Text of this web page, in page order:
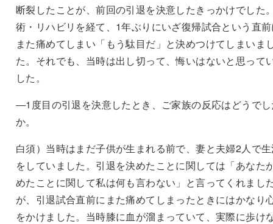
断裂したことが、前回の引退を決意したきっかけでした
術・リハビリを経て、1年ぶりにいざ復帰試合という直
また痛めてしまい「もう駄目だ」と決めつけてしまいま
た。それでも、当時は出し切って、悔いはないと思って
した。
―1度目の引退を決意したとき、ご家族の反応はどうで
か。
白須）当時はまだ子供が生まれる前で、妻と夫婦2人で
をしていました。引退を決めたことに関しては「あなた
めたことに関して私は何も言わない」と言ってくれまし
が、引退試合直前にまた痛めてしまったときにはかなり
をかけました。当時膝に血が溜まっていて、実際に歩け